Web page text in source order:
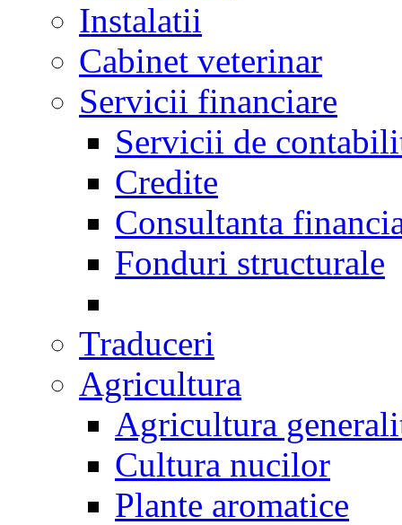
Instalatii
Cabinet veterinar
Servicii financiare
Servicii de
Credite
Consultanta
Fonduri structurale
Traduceri
Agricultura
Agricultura
Cultura nucilor
Plante aromatice